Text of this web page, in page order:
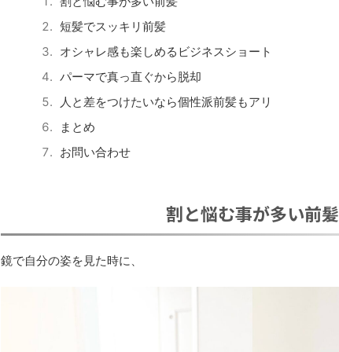
短髪でスッキリ前髪
オシャレ感も楽しめるビジネスショート
パーマで真っ直ぐから脱却
人と差をつけたいなら個性派前髪もアリ
まとめ
お問い合わせ
割と悩む事が多い前髪
鏡で自分の姿を見た時に、